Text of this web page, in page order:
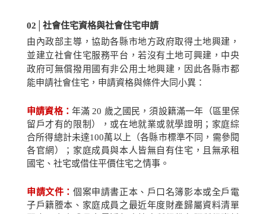
02│ 社會住宅資格與社會住宅申請
由內政部主導，協助各縣市地方政府取得土地興建，
並建立社會住宅服務平台，若沒有土地可興建，中央
政府可無償撥用國有非公用土地興建，因此各縣市都
能申請社會住宅，申請資格與條件大同小異：
申請資格： 年滿 20 歲之國民，須設籍滿一年（區里保
留戶才有的限制），或在地就業或就學證明；家庭綜
合所得總計未達100萬以上（各縣市標準不同，需參閱
各官網）；家庭成員與本人皆無自有住宅，且無承租
國宅、社宅或借住平價住宅之情事。
申請文件： 個案申請書正本、戶口名簿影本或全戶電
子戶籍謄本、家庭成員之最近年度財產歸屬資料清單